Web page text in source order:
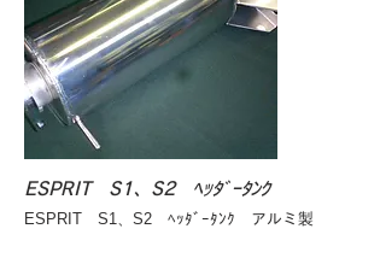
ESPRIT S1、S2 ﾍｯﾀﾞｰﾀﾝｸ
ESPRIT S1、S2 ﾍｯﾀﾞｰﾀﾝｸ アルミ製